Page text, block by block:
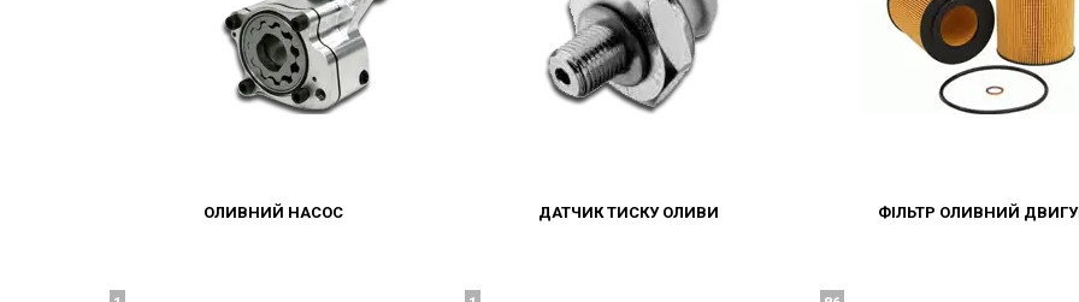
ОЛИВНИЙ НАСОС ДАТЧИК ТИСКУ ОЛИВИ ФІЛЬТР ОЛИВНИЙ